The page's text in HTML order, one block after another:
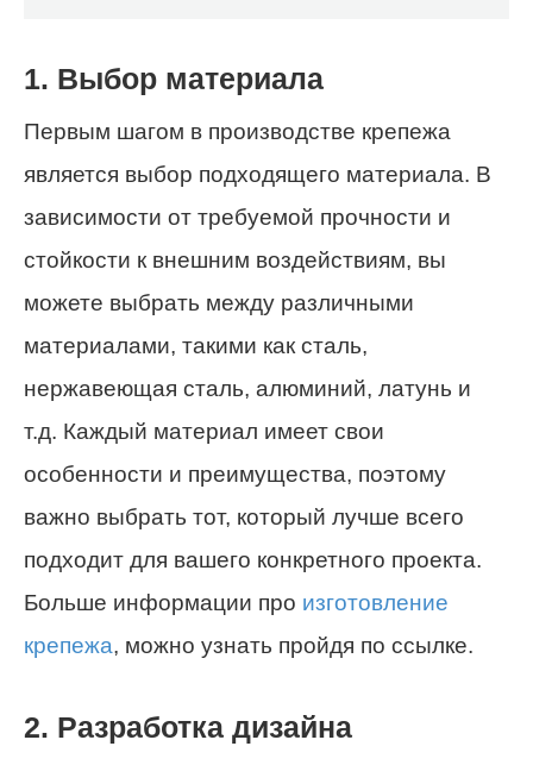
1. Выбор материала
Первым шагом в производстве крепежа
является выбор подходящего материала. В
зависимости от требуемой прочности и
стойкости к внешним воздействиям, вы
можете выбрать между различными
материалами, такими как сталь,
нержавеющая сталь, алюминий, латунь и
т.д. Каждый материал имеет свои
особенности и преимущества, поэтому
важно выбрать тот, который лучше всего
подходит для вашего конкретного проекта.
Больше информации про изготовление
крепежа, можно узнать пройдя по ссылке.
2. Разработка дизайна